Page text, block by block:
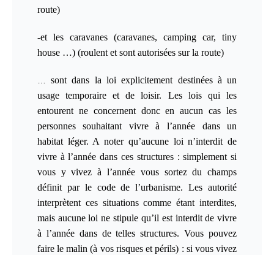
route)
-et les caravanes(caravanes, camping car, tiny
house …) (roulent et sont autorisées sur la route)
…sont dans la loi explicitement destinées à un
usage temporaire et de loisir. Les lois qui les
entourent ne concernent donc en aucun cas les
personnes souhaitant vivre à l’année dans un
habitat léger. A noter qu’aucune loi n’interdit de
vivre à l’année dans ces structures : simplement si
vous y vivez à l’année vous sortez du champs
définit par le code de l’urbanisme. Les autorité
interprètent ces situations comme étant interdites,
mais aucune loi ne stipule qu’il est interdit de vivre
à l’année dans de telles structures. Vous pouvez
faire le malin (à vos risques et périls) : si vous vivez